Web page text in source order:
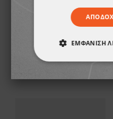
Γυαλιά προστασίας UNIVET 513 AS UV400
3,99 €
ΕΜΦΆΝΙΣΗ
ΑΠΟΛΎΤΩΣ